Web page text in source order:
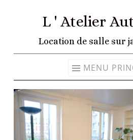
contenu
L ' Atelier
Location de salle sur
MENU